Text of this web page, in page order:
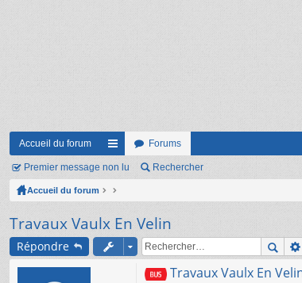
Accueil du forum
ac
co
ci
s
Forums
Premier message non lu Rechercher
Accueil du forum
Travaux Vaulx En Velin
Répondre
Travaux Vaulx En